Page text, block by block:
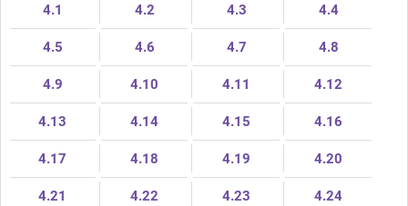
4.1 4.2 4.3 4.4
4.5 4.6 4.7 4.8
4.9 4.10 4.11 4.12
4.13 4.14 4.15 4.16
4.17 4.18 4.19 4.20
4.21 4.22 4.23 4.24